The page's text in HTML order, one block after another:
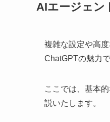
AIエージェン
複雑な設定や高
ChatGPTの魅力で
ここでは、基本
説いたします。